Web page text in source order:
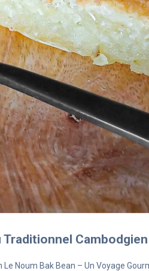
Traditionnel Cambodgien
Noum Bak Bean – Un Voyage